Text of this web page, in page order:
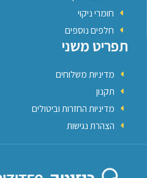
חומרי ניקוי
חלפים נוספים
תפריט משני
מדיניות משלוחים
תקנון
מדיניות החזרות וביטולים
הצהרת נגישות